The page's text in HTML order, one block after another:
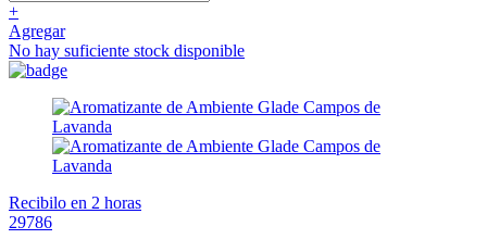
+
Agregar
No hay suficiente stock disponible
Recibilo en 2 horas
29786